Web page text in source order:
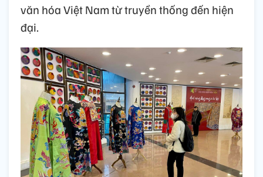
văn hóa Việt Nam từ truyền thống đến hiện
đại.